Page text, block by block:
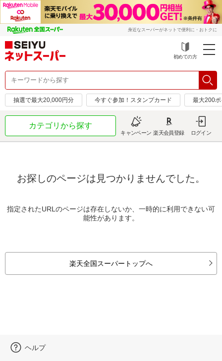
身近なスーパーがネットで便利に・おトクに
初めての方
抽選で最大20,000円分 今すぐ参加！スタンプカード 最大200
カテゴリから探す
キャンペーン 楽天会員登録 ログイン
お探しのページは見つかりませんでした。
指定されたURLのページは存在しないか、一時的に利用できない可
能性があります。
楽天全国スーパートップへ
ヘルプ